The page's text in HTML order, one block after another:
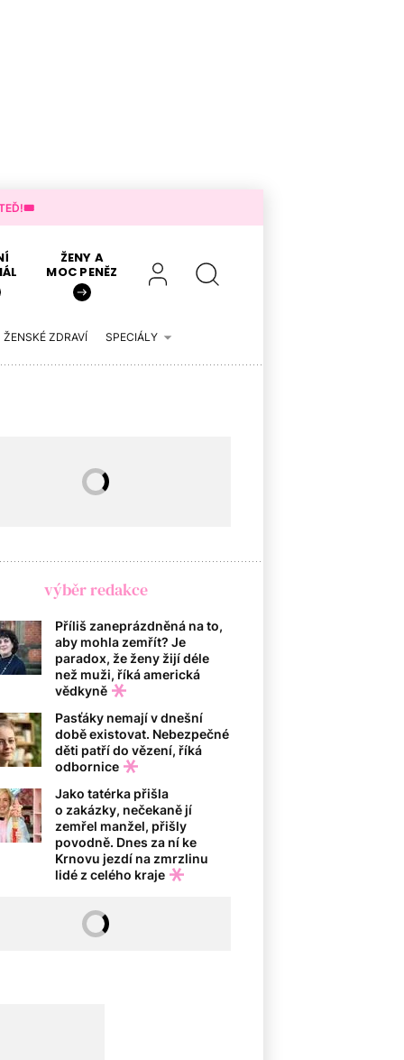
TEĎ!🎟️
ŽENY A
MOC PENĚZ
ŽENSKÉ ZDRAVÍ SPECIÁLY
výběr redakce
Příliš zaneprázdněná na to,
aby mohla zemřít? Je
paradox, že ženy žijí déle
než muži, říká americká
vědkyně
Pasťáky nemají v dnešní
době existovat. Nebezpečné
děti patří do vězení, říká
odbornice
Jako tatérka přišla
o zakázky, nečekaně jí
zemřel manžel, přišly
povodně. Dnes za ní ke
Krnovu jezdí na zmrzlinu
lidé z celého kraje